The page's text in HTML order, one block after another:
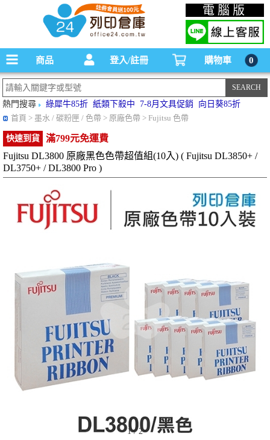
碳粉匣，墨水匣,原廠碳粉匣，副廠碳粉匣，環保碳粉匣,連續供墨印表機-office24列印
倉庫線上購物手機版
電腦版
商品 登入/註冊 購物車 0
熱門搜尋 綠犀牛85折 紙類下殺中 7-8月文具促銷
向日葵85折
首頁 > 墨水 / 碳粉匣 / 色帶 > 原廠色帶 > Fujitsu 色帶
快速到貨
滿799元免運費
Fujitsu DL3800 原廠黑色色帶超值組(10入) ( Fujitsu DL3850+ /
DL3750+ / DL3800 Pro )
1/2